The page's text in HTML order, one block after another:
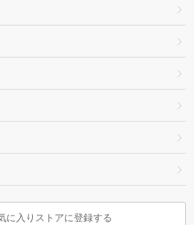
に入りストアに登録する